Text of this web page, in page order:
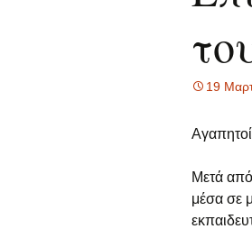
19
Μετά
μέσα σε